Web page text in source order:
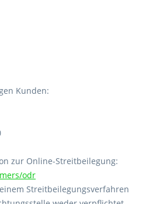
Kunden:
zur Online-Streitbeilegung:
odr
Streitbeilegungsverfahren